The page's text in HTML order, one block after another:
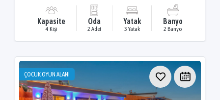
Kapasite
4 Kişi
Oda
2 Adet
Yatak
3 Yatak
Banyo
2 Banyo
ÇOCUK OYUN ALANI